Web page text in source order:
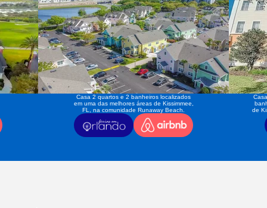
Casa 2 quartos e 2 banheiros localizados
em uma das melhores áreas de Kissimmee,
FL, na comunidade Runaway Beach.
de